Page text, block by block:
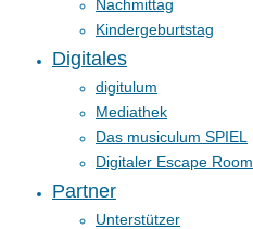
Nachmittag
Kindergeburtstag
Digitales
digitulum
Mediathek
Das musiculum SPIEL
Digitaler Escape Room
Partner
Unterstützer